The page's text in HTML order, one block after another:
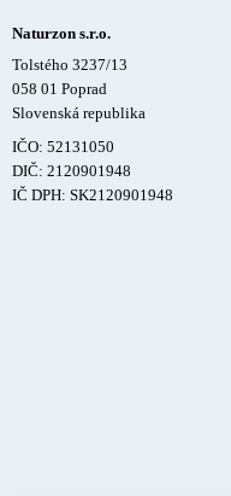
Naturzon s.r.o.
Tolstého 3237/13
058 01 Poprad
Slovenská republika
IČO: 52131050
DIČ: 2120901948
IČ DPH: SK2120901948